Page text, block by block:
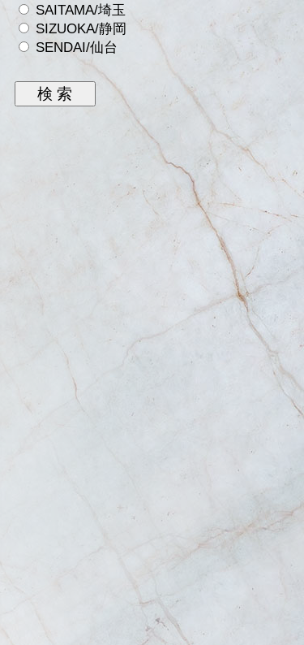
SAITAMA/埼玉
SIZUOKA/静岡
SENDAI/仙台